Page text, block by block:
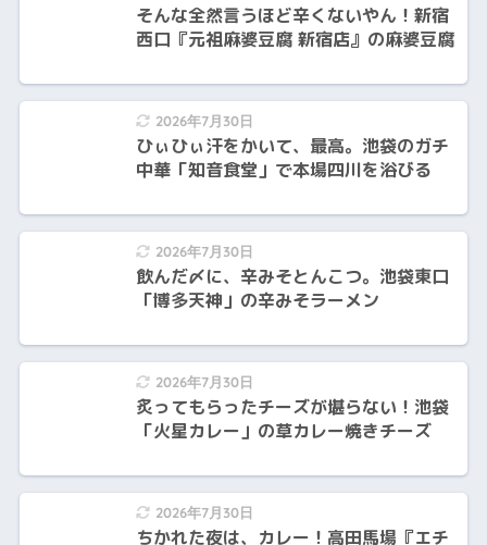
そんな全然言うほど辛くないやん！新宿
西口『元祖麻婆豆腐 新宿店』の麻婆豆腐
2026年7月30日
ひぃひぃ汗をかいて、最高。池袋のガチ
中華「知音食堂」で本場四川を浴びる
2026年7月30日
飲んだ〆に、辛みそとんこつ。池袋東口
「博多天神」の辛みそラーメン
2026年7月30日
炙ってもらったチーズが堪らない！池袋
「火星カレー」の草カレー焼きチーズ
2026年7月30日
ちかれた夜は、カレー！高田馬場『エチ